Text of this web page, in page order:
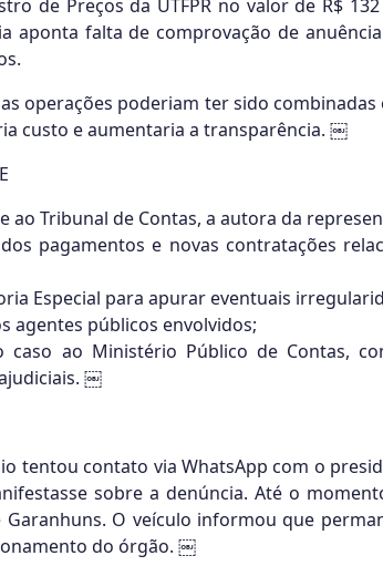
de Preços da UTFPR no valor de R$
aponta falta de comprovação de
operações poderiam ter sido
custo e aumentaria a transparência. ￼
ao Tribunal de Contas, a autora da
pagamentos e novas contratações
Especial para apurar eventuais
agentes públicos envolvidos;
caso ao Ministério Público de Contas,
￼
tentou contato via WhatsApp com o
sobre a denúncia. Até o
O veículo informou que
do órgão. ￼